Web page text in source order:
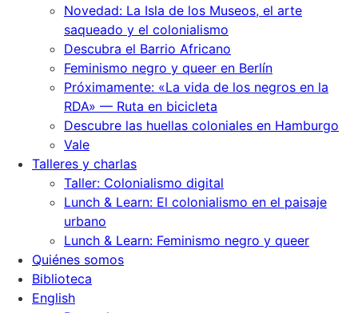
Novedad: La Isla de los Museos, el arte
saqueado y el colonialismo
Descubra el Barrio Africano
Feminismo negro y queer en Berlín
Próximamente: «La vida de los negros en la
RDA» — Ruta en bicicleta
Descubre las huellas coloniales en Hamburgo
Vale
Talleres y charlas
Taller: Colonialismo digital
Lunch & Learn: El colonialismo en el paisaje
urbano
Lunch & Learn: Feminismo negro y queer
Quiénes somos
Biblioteca
English